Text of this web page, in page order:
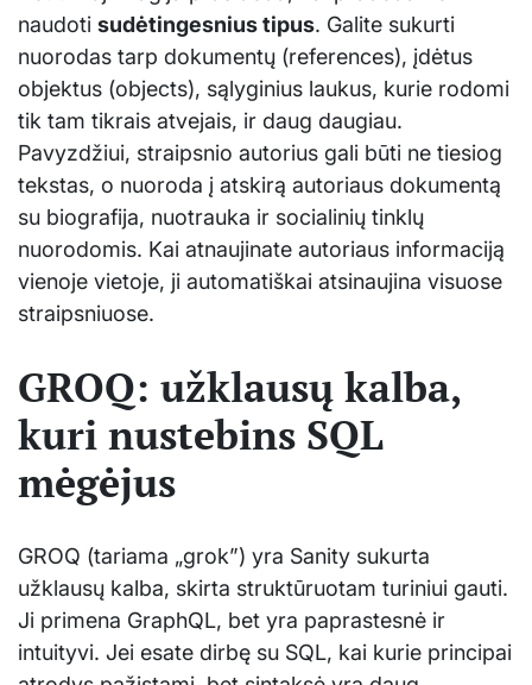
naudoti sudėtingesnius tipus. Galite sukurti
nuorodas tarp dokumentų (references), įdėtus
objektus (objects), sąlyginius laukus, kurie rodomi
tik tam tikrais atvejais, ir daug daugiau.
Pavyzdžiui, straipsnio autorius gali būti ne tiesiog
tekstas, o nuoroda į atskirą autoriaus dokumentą
su biografija, nuotrauka ir socialinių tinklų
nuorodomis. Kai atnaujinate autoriaus informaciją
vienoje vietoje, ji automatiškai atsinaujina visuose
straipsniuose.
GROQ: užklausų kalba,
kuri nustebins SQL
mėgėjus
GROQ (tariama „grok”) yra Sanity sukurta
užklausų kalba, skirta struktūruotam turiniui gauti.
Ji primena GraphQL, bet yra paprastesnė ir
intuityvi. Jei esate dirbę su SQL, kai kurie principai